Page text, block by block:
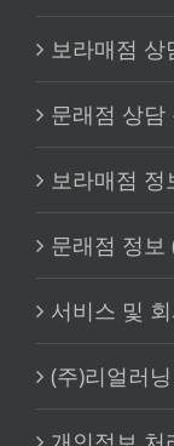
보라매점 상
문래점 상담
보라매점 정
문래점 정보
서비스 및
(주)리얼러